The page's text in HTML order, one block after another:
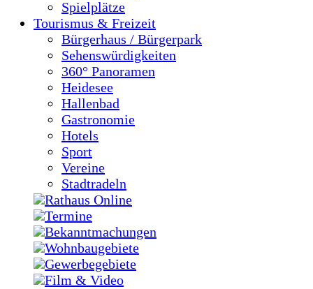
Spielplätze
Tourismus & Freizeit
Bürgerhaus / Bürgerpark
Sehenswürdigkeiten
360° Panoramen
Heidesee
Hallenbad
Gastronomie
Hotels
Sport
Vereine
Stadtradeln
Rathaus Online
Termine
Bekanntmachungen
Wohnbaugebiete
Gewerbegebiete
Film & Video